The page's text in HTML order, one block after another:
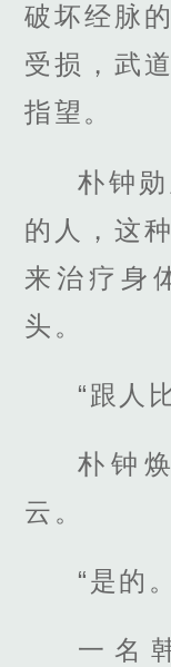
破坏经脉
受损，武
指望。
朴钟
的人，这
来治疗身
头。
“跟人
朴钟
云。
“是的
一名